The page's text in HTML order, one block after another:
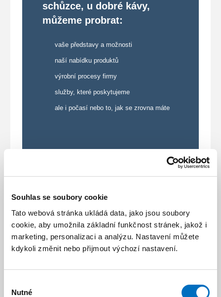
Souhlas se soubory cookie
Tato webová stránka ukládá data, jako jsou soubory
cookie, aby umožnila základní funkčnost stránek, jakož i
marketing, personalizaci a analýzu. Nastavení můžete
kdykoli změnit nebo přijmout výchozí nastavení.
souhlasu
Nutné
schůzce, u dobré kávy,
můžeme probrat:
vaše představy a možnosti
naší nabídku produktů
výrobní procesy firmy
služby, které poskytujeme
ale i počasí nebo to, jak se zrovna máte
+420 725 178 125
Milan Kubásek
Technik